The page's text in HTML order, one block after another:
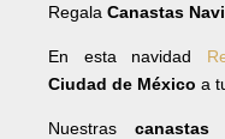
Regala Canastas
En esta navidad
Ciudad de México a
Nuestras